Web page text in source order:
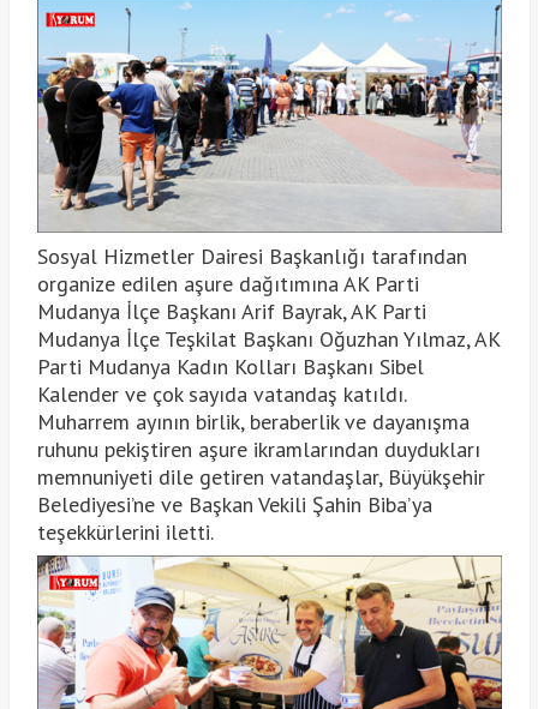
Sosyal Hizmetler Dairesi Başkanlığı tarafından
organize edilen aşure dağıtımına AK Parti
Mudanya İlçe Başkanı Arif Bayrak, AK Parti
Mudanya İlçe Teşkilat Başkanı Oğuzhan Yılmaz, AK
Parti Mudanya Kadın Kolları Başkanı Sibel
Kalender ve çok sayıda vatandaş katıldı.
Muharrem ayının birlik, beraberlik ve dayanışma
ruhunu pekiştiren aşure ikramlarından duydukları
memnuniyeti dile getiren vatandaşlar, Büyükşehir
Belediyesi’ne ve Başkan Vekili Şahin Biba’ya
teşekkürlerini iletti.